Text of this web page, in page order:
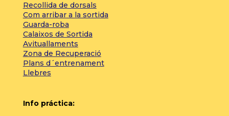
Recollida de dorsals
Com arribar a la sortida
Guarda-roba
Calaixos de Sortida
Avituallaments
Zona de Recuperació
Plans d´entrenament
Llebres
Info práctica: